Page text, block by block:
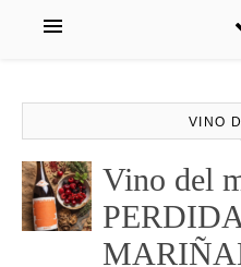
VINO
Vino del